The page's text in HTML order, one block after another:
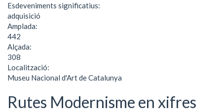
Esdeveniments significatius:
adquisició
Amplada:
442
Alçada:
308
Localització:
Museu Nacional d'Art de Catalunya
Rutes Modernisme en xifres